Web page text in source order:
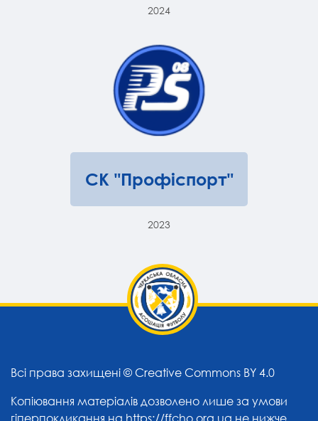
2024
СК "Профіспорт"
2023
Всі права захищені © Creative Commons BY 4.0
Копіювання матеріалів дозволено лише за умови
гіперпокликання на https://ffcho.org.ua не нижче